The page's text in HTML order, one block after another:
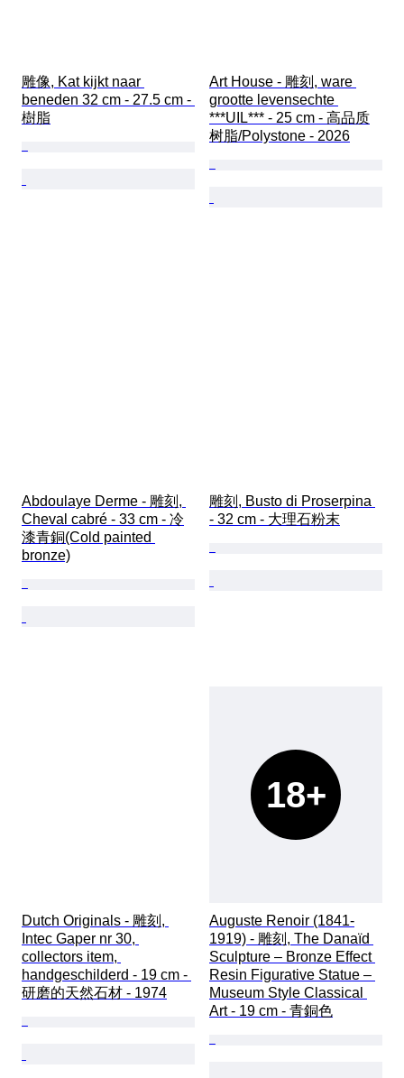
雕像, Kat kijkt naar
beneden 32 cm - 27.5 cm -
樹脂
Art House - 雕刻, ware
grootte levensechte
***UIL*** - 25 cm - 高品质
树脂/Polystone - 2026
Abdoulaye Derme - 雕刻,
Cheval cabré - 33 cm - 冷
漆青銅(Cold painted
bronze)
雕刻, Busto di Proserpina
- 32 cm - 大理石粉末
Dutch Originals - 雕刻,
Intec Gaper nr 30,
collectors item,
handgeschilderd - 19 cm -
研磨的天然石材 - 1974
18+
Auguste Renoir (1841-
1919) - 雕刻, The Danaïd
Sculpture – Bronze Effect
Resin Figurative Statue –
Museum Style Classical
Art - 19 cm - 青銅色